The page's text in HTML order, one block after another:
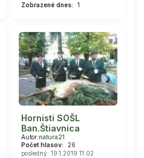
Zobrazené dnes:
1
Hornisti SOŠL
Ban.Štiavnica
Autor:natura21
Počet hlasov:
26
posledný: 19.1.2019 11:02